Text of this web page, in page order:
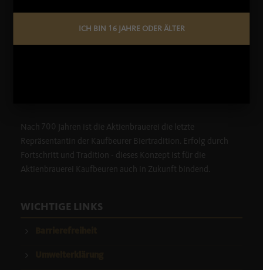
ICH BIN 16 JAHRE ODER ÄLTER
Nach 700 Jahren ist die Aktienbrauerei die letzte
Repräsentantin der Kaufbeurer Biertradition. Erfolg durch
Fortschritt und Tradition - dieses Konzept ist für die
Aktienbrauerei Kaufbeuren auch in Zukunft bindend.
WICHTIGE LINKS